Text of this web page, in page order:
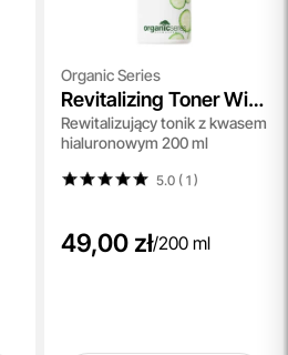
Organic Series
Revitalizing Toner With
Hyaluronic Acid
Rewitalizujący tonik z kwasem
hialuronowym 200 ml
5.0 ( 1)
49,00 zł/200 ml